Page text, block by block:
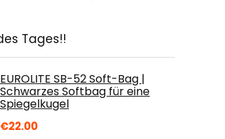
Tages!!
EUROLITE SB-52 Soft-Bag |
Schwarzes Softbag für eine
Spiegelkugel
€22.00